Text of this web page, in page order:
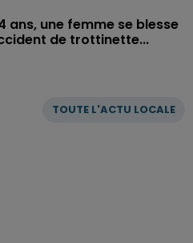
TOUTE L'ACTU LOCALE
ans, une femme se blesse
de trottinette...